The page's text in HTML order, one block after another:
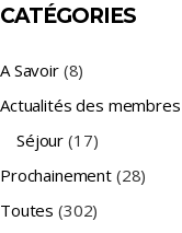
CATÉGORIES
A Savoir(8)
Actualités des membres
Séjour (17)
Prochainement (28)
Toutes (302)